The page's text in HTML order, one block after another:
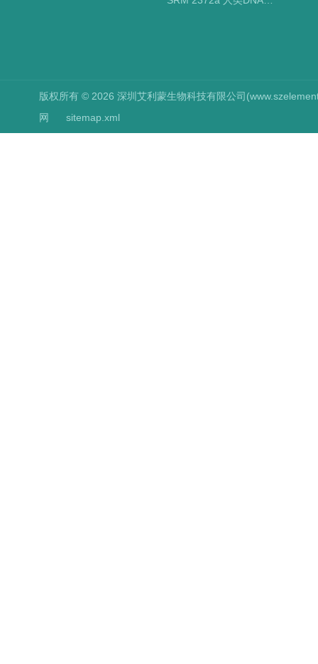
版权所有 © 2026 深圳艾利蒙生物科技有限公司
网
sitemap.xml